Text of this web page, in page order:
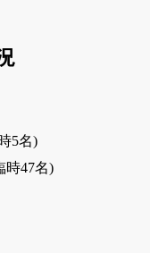
5名)
時47名)